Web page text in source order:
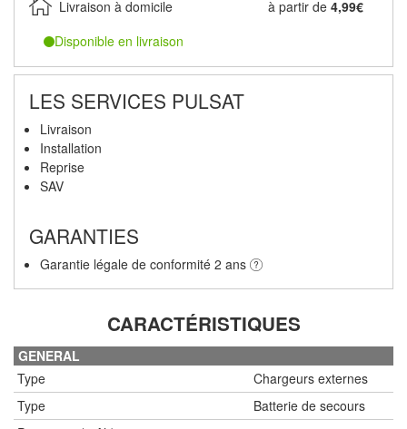
Livraison à domicile à partir de 4,99€
Disponible en livraison
LES SERVICES PULSAT
Livraison
Installation
Reprise
SAV
GARANTIES
Garantie légale de conformité 2 ans
CARACTÉRISTIQUES
GENERAL
Type
Chargeurs externes
Type
Batterie de secours